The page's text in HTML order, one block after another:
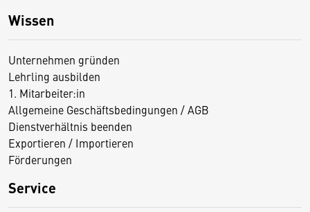
Wissen
Unternehmen gründen
Lehrling ausbilden
1. Mitarbeiter:in
Allgemeine Geschäftsbedingungen / AGB
Dienstverhältnis beenden
Exportieren / Importieren
Förderungen
Service